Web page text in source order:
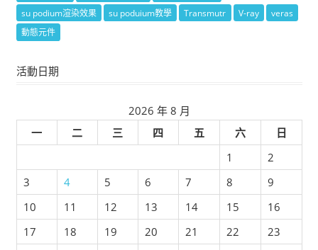
su podium渲染效果
su poduium教學 Transmutr V-ray
veras
動態元件
活動日期
2026 年 8 月
一
二 三 四 五 六
日
1
2
3
4 5 6 7 8
9
10
11 12 13 14 15
16
17
18 19 20 21 22
23